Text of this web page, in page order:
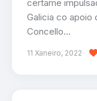
certame
Galicia co apoio
Concello…
11 Xaneiro, 2022